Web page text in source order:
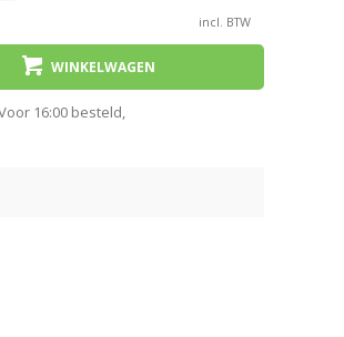
incl. BTW
WINKELWAGEN
16:00 besteld,